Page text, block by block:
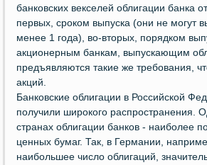
банковских векселей облигации банка
первых, сроком выпуска (они не могут
менее 1 года), во-вторых, порядком
акционерным банкам, выпускающим
предъявляются такие же требования,
акций.
Банковские облигации в Российской
получили широкого распространения.
странах облигации банков - наиболее
ценных бумаг. Так, в Германии,
наибольшее число облигаций,